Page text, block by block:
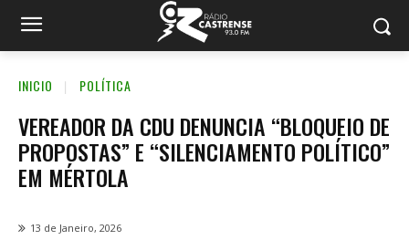
INICIO POLÍTICA
VEREADOR DA CDU DENUNCIA “BLOQUEIO DE
PROPOSTAS” E “SILENCIAMENTO POLÍTICO”
EM MÉRTOLA
13 de Janeiro, 2026